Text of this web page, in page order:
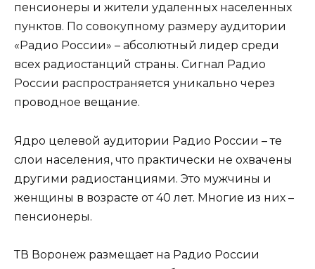
пенсионеры и жители удаленных населенных
пунктов. По совокупному размеру аудитории
«Радио России» – абсолютный лидер среди
всех радиостанций страны. Сигнал Радио
России распространяется уникально через
проводное вещание.
Ядро целевой аудитории Радио России – те
слои населения, что практически не охвачены
другими радиостанциями. Это мужчины и
женщины в возрасте от 40 лет. Многие из них –
пенсионеры.
ТВ Воронеж размещает на Радио России